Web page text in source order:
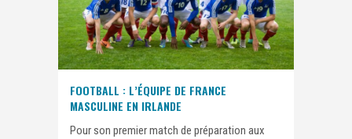
FOOTBALL : L’ÉQUIPE DE FRANCE
MASCULINE EN IRLANDE
Pour son premier match de préparation aux